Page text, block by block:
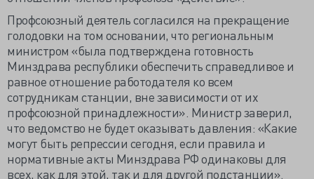
Профсоюзный деятель согласился на прекращение
голодовки на том основании, что региональным
министром «была подтверждена готовность
Минздрава республики обеспечить справедливое и
равное отношение работодателя ко всем
сотрудникам станции, вне зависимости от их
профсоюзной принадлежности». Министр заверил,
что ведомство не будет оказывать давления: «Какие
могут быть репрессии сегодня, если правила и
нормативные акты Минздрава РФ одинаковы для
всех, как для этой, так и для другой подстанции».